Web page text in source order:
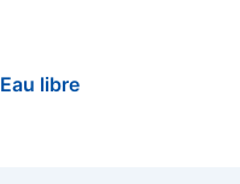
Eau libre